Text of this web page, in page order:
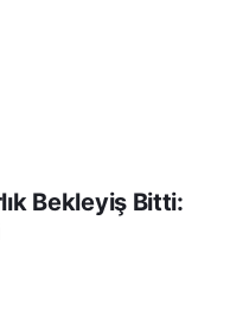
Bekleyiş Bitti: